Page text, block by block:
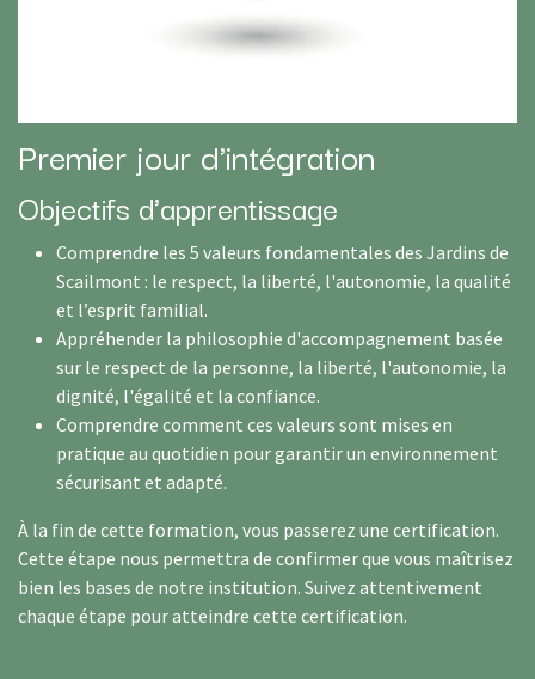
Premier jour d'intégration
Objectifs d'apprentissage
Comprendre les 5 valeurs fondamentales des Jardins de
Scailmont : le respect, la liberté, l'autonomie, la qualité
et l’esprit familial.
Appréhender la philosophie d'accompagnement basée
sur le respect de la personne, la liberté, l'autonomie, la
dignité, l'égalité et la confiance.
Comprendre comment ces valeurs sont mises en
pratique au quotidien pour garantir un environnement
sécurisant et adapté.
À la fin de cette formation, vous passerez une certification.
Cette étape nous permettra de confirmer que vous maîtrisez
bien les bases de notre institution. Suivez attentivement
chaque étape pour atteindre cette certification.